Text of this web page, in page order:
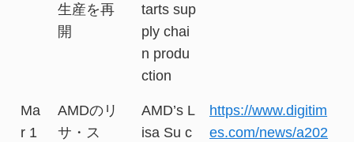
生産を再
開
tarts sup
ply chai
n produ
ction
Ma
r 1
AMDのリ
サ・ス
AMD’s L
isa Su c
https://www.digitim
es.com/news/a202